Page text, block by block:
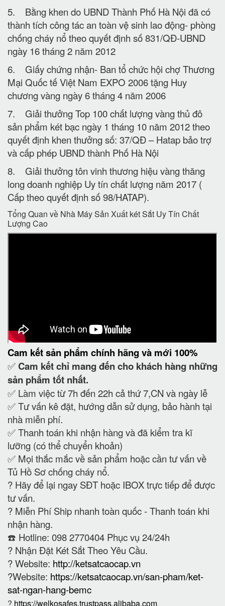
5. Bằng khen do UBND Thành Phố Hà Nội đã có
thành tích công tác an toàn vệ sinh lao động- phòng
chống cháy nổ theo quyết định số 831/QĐ-UBND
ngày 16 tháng 2 năm 2012
6. Giấy chứng nhận- Ban tổ chức hội chợ Thương
Mại Quốc tế Việt Nam EXPO 2006 tặng Huy
chương vàng ngày 6 tháng 4 năm 2006
7. Giải thưởng Top 100 chất lượng vàng thủ đô
sản phẩm két bạc ngày 1 tháng 10 năm 2012 theo
quyết định khen thưởng số: 37/QĐ – Hatap bảo trợ
và cấp phép UBND thành Phố Hà Nội
8. Giải thưởng tôn vinh thương hiệu vàng thăng
long doanh nghiệp Uy tín chất lượng năm 2017 (
Cấp theo quyết định số 98/HATAP).
Tổng Quan về Nhà Máy Sản Xuất két Sắt Uy Tín Chất
Lượng Cao
Cam kếtsản phẩm chính hãng và mới 100%
✅ Cam kếtchỉ mang đến cho khách hàng những
sản phẩm tốt nhất.
✅ Làm việc từ 7h đến 22h cả thứ 7,CN và ngày lễ
✅ Tư vấn kê đặt, hướng dẫn sử dụng, bảo hành tại
nhà miễn phí.
✅ Thanh toán khi nhận hàng và đã kiểm tra kĩ
lưỡng (có thể chuyển khoản)
✅ Mọi thắc mắc về sản phẩm hoặc cần tư vấn về
Tủ Hồ Sơ chống cháy nổ.
? Hãy để lại ngay SĐT hoặc IBOX trực tiếp để được
tư vấn.
? Miễn Phí Ship nhanh toàn quốc - Thanh toán khi
nhận hàng.
☎️ Hotline: 098 2770404 Phục vụ 24/24h
? Nhận Đặt Két Sắt Theo Yêu Cầu.
? Website: http://ketsatcaocap.vn
?Website: https://ketsatcaocap.vn/san-pham/ket-
sat-ngan-hang-bemc
? https://welkosafes.trustpass.alibaba.com